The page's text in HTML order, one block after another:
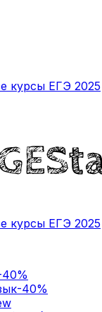
курсы ЕГЭ 2025
курсы ЕГЭ 2025
-40%